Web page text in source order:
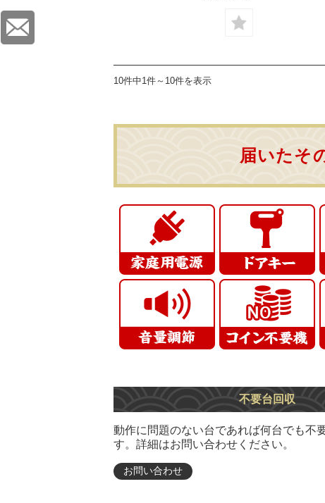
10件中1件～10件を表示
届いたそ
不要台回収
動作に問題のない台であれば何台でも不
す。詳細はお問い合わせください。
お問い合わせ